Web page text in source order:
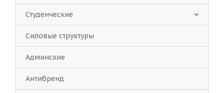
Студенческие
Силовые структуры
Админские
Антибренд